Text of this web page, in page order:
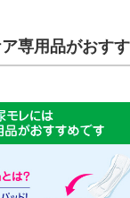
専用品がおす